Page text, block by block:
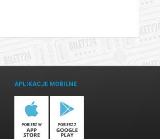
APLIKACJE MOBILNE